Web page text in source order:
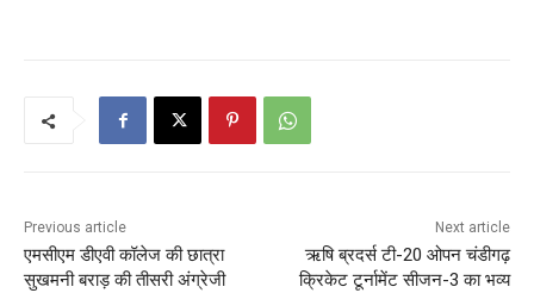
Previous article
एमसीएम डीएवी कॉलेज की छात्रा
सुखमनी बराड़ की तीसरी अंग्रेजी
Next article
ऋषि ब्रदर्स टी-20 ओपन चंडीगढ़
क्रिकेट टूर्नामेंट सीजन-3 का भव्य